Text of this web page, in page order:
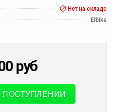
Нет на складе
Elbike
руб